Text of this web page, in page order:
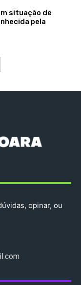
situação de
pela
opinar, ou